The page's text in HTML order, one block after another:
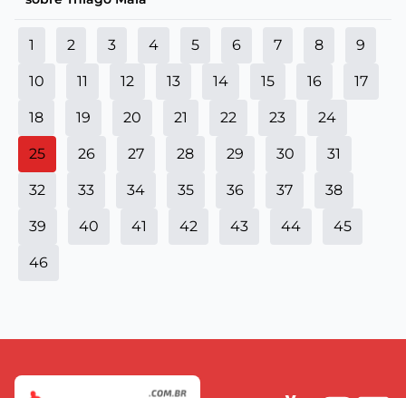
1 2 3 4 5 6 7 8 9
10 11 12 13 14 15 16 17
18 19 20 21 22 23 24
25 26 27 28 29 30 31
32 33 34 35 36 37 38
39 40 41 42 43 44 45
46